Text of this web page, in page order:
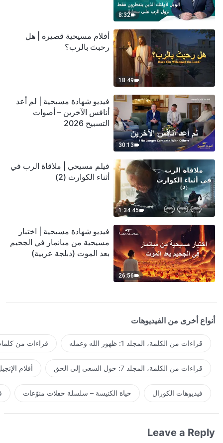
8:32
18:49
أفلام مسيحية قصيرة | هل
رحبتَ بالرب؟
30:13
فيديو شهادة مسيحية | لم أعد
أنافس الآخرين – أصوات
التسبيح 2026
1:34:45
فيلم مسيحي | ملاقاة الرب في
أثناء الكوارث (2)
26:56
فيديو شهادة مسيحية | اختبار
مسيحية من ميانمار في الجحيم
بعد الموت (دبلجة عربية)
أنواع أخرى من الفيديوهات
قراءات من الكلمة، المجلد 1: ظهور الله وعمله قراءات من
قراءات من الكلمة، المجلد 7: حول السعي إلى الحق أفلام
فيديوهات الكورال حياة الكنيسة – سلسلة حفلات منوّعات
Leave a Reply